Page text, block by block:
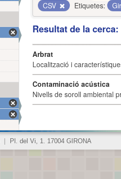
CSV
Etiquetes:
Resultat de la
Arbrat
Localització i
Contaminació acústica
Nivells de soroll ambiental
Pl. del Vi, 1. 17004 GIRONA